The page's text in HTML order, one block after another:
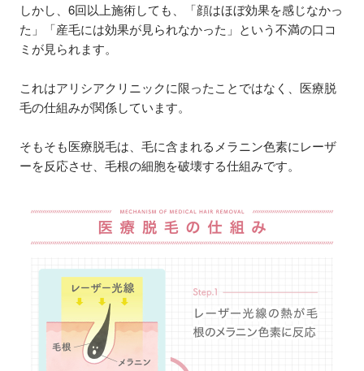
しかし、6回以上施術しても、「顔はほぼ効果を感じなかっ
た」「産毛には効果が見られなかった」という不満の口コ
ミが見られます。
これはアリシアクリニックに限ったことではなく、医療脱
毛の仕組みが関係しています。
そもそも医療脱毛は、毛に含まれるメラニン色素にレーザ
ーを反応させ、毛根の細胞を破壊する仕組みです。